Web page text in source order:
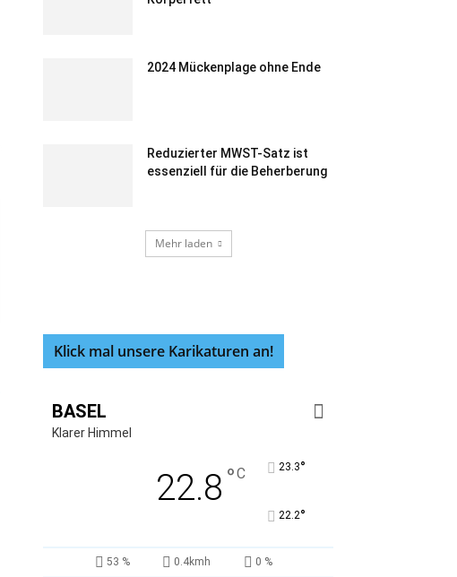
2024 Mückenplage ohne Ende
Reduzierter MWST-Satz ist
essenziell für die Beherberung
Mehr laden
Klick mal unsere Karikaturen an!
BASEL
Klarer Himmel
22.8 °C 23.3°
22.2°
53 % 0.4kmh 0 %